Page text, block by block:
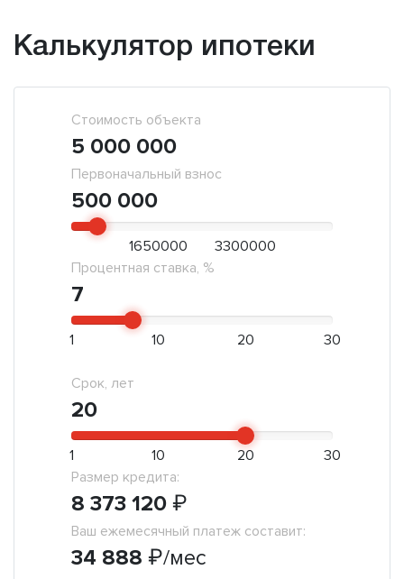
Калькулятор ипотеки
Первоначальный взнос
500 000
Стоимость объекта
5 000 000
1650000
3300000
Процентная ставка, %
7
1 10 20 30
Срок, лет
20
1 10 20
30
Размер кредита:
8 373 120 ₽
Ваш ежемесячный платеж составит:
34 888 ₽/мес